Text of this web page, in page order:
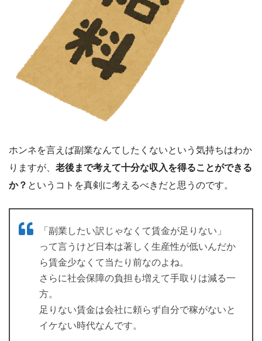
ホンネを言えば副業なんてしたくないという気持ちはわか
りますが、 老後まで考えて十分な収入を得ることができる
か？ というコトを真剣に考えるべきだと思うのです。
「副業したい訳じゃなくて賃金が足りない」
って言うけど日本は著しく生産性が低いんだか
ら賃金少なくて当たり前なのよね。
さらに社会保障の負担も増えて手取りは減る一
方。
足りない賃金は会社に頼らず自分で稼がないと
イケない時代なんです。